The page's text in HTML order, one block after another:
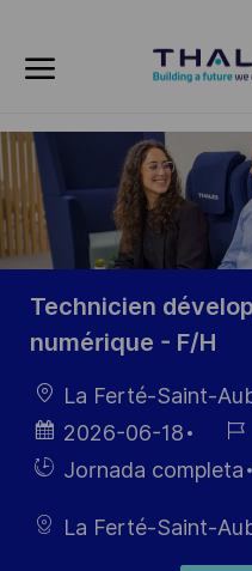
-
Technicien
numérique - F/H
Ubicación
La Ferté-Saint-
Fecha de
publicación
2026-06-18
ID
HiringJornada completa
La Ferté-Saint-